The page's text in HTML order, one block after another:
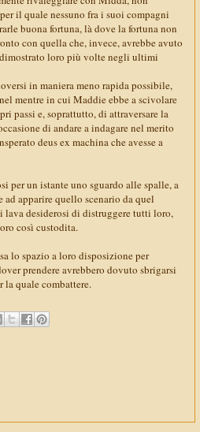
il quale nessuno fra i suoi compagni
buona fortuna, là dove la fortuna non
con quella che, invece, avrebbe avuto
dimostrato loro più volte negli ultimi
in maniera meno rapida possibile,
mentre in cui Maddie ebbe a scivolare
passi e, soprattutto, di attraversare la
di andare a indagare nel merito
deus ex machina che avesse a
un istante uno sguardo alle spalle, a
ad apparire quello scenario da quel
desiderosi di distruggere tutti loro,
così custodita.
lo spazio a loro disposizione per
prendere avrebbero dovuto sbrigarsi
la quale combattere.